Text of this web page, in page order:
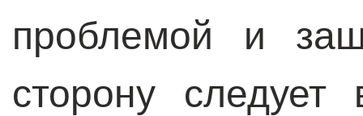
проблемой и
сторону следует